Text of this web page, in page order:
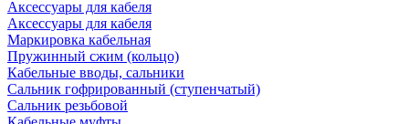
Аксессуары для кабеля
Аксессуары для кабеля
Маркировка кабельная
Пружинный сжим (кольцо)
Кабельные вводы, сальники
Сальник гофрированный (ступенчатый)
Сальник резьбовой